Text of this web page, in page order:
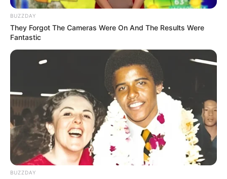
Hikmah Podcast
Buku
Menyegarkan Islam Kita
Islam ‘Mazhab’ Fadlullah
Tuhan Ada di Hatimu
Quotes
Yang paling aku takutkan adalah ketakutanku pada
BUZZDAY
They Forgot The Cameras Were On And The Results Were
Fantastic
BUZZDAY